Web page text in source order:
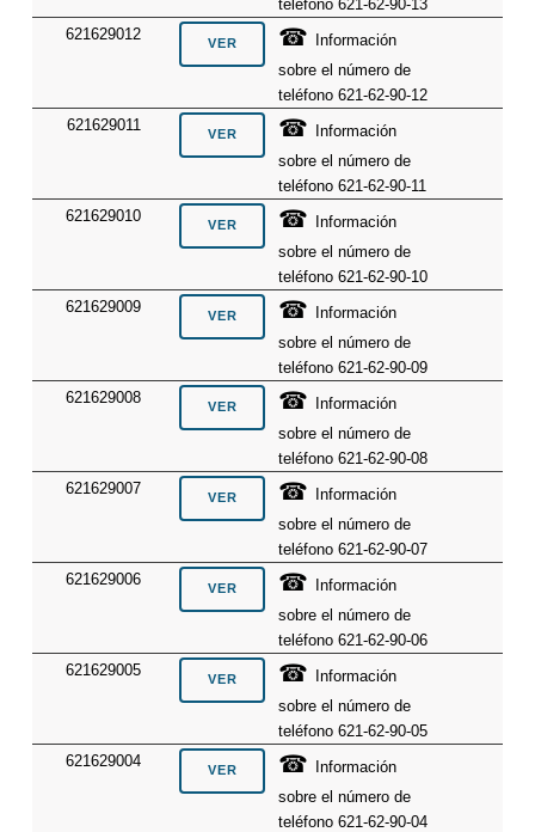
teléfono 621-62-90-13
621629012
☎
Información
sobre el número de
teléfono 621-62-90-12
621629011
☎
Información
sobre el número de
teléfono 621-62-90-11
621629010
☎
Información
sobre el número de
teléfono 621-62-90-10
621629009
☎
Información
sobre el número de
teléfono 621-62-90-09
621629008
☎
Información
sobre el número de
teléfono 621-62-90-08
621629007
☎
Información
sobre el número de
teléfono 621-62-90-07
621629006
☎
Información
sobre el número de
teléfono 621-62-90-06
621629005
☎
Información
sobre el número de
teléfono 621-62-90-05
621629004
☎
Información
sobre el número de
teléfono 621-62-90-04